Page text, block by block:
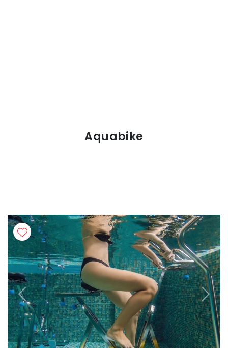
Aquabike
Previous Next